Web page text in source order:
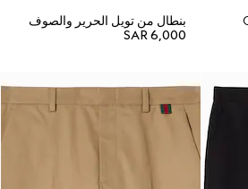
بنطال من تويل الحرير والصوف
SAR 6,000